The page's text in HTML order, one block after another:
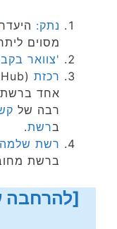
נתק: היעדר
מסוים
'צוואר
רכזת (Hub) היא ריכוז של
אחד
רבה של
ברשת.
רשת
ברשת
[להרחבה